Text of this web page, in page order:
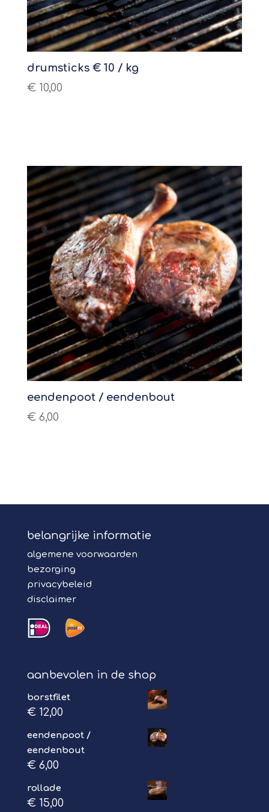
drumsticks € 10 / kg
€ 10,00
eendenpoot / eendenbout
€ 6,00
belangrijke informatie
algemene voorwaarden
bezorging
privacybeleid
disclaimer
aanbevolen in de shop
borstfilet
€12,00
eendenpoot /
eendenbout
€6,00
rollade
€15,00